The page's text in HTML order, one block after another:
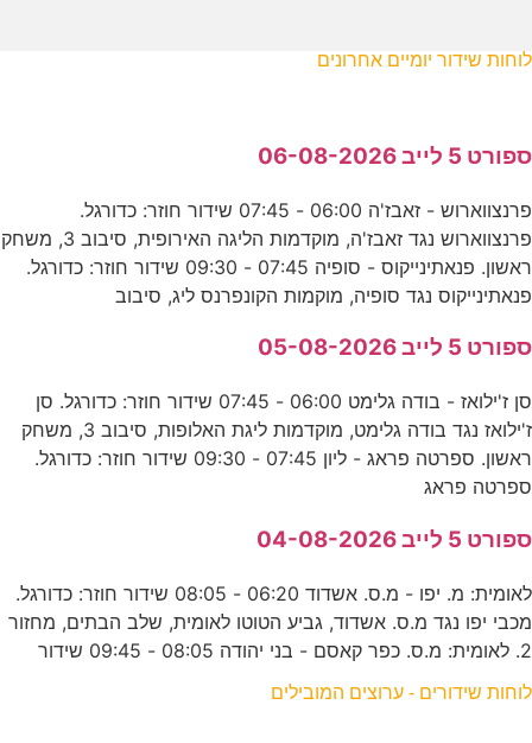
לוחות שידור יומיים אחרונים
ספורט 5 לייב 06-08-2026
פרנצווארוש - זאבז'ה 06:00 - 07:45 שידור חוזר: כדורגל.
פרנצווארוש נגד זאבז'ה, מוקדמות הליגה האירופית, סיבוב 3, משחק
ראשון. פנאתינייקוס - סופיה 07:45 - 09:30 שידור חוזר: כדורגל.
פנאתינייקוס נגד סופיה, מוקמות הקונפרנס ליג, סיבוב
ספורט 5 לייב 05-08-2026
סן ז'ילואז - בודה גלימט 06:00 - 07:45 שידור חוזר: כדורגל. סן
ז'ילואז נגד בודה גלימט, מוקדמות ליגת האלופות, סיבוב 3, משחק
ראשון. ספרטה פראג - ליון 07:45 - 09:30 שידור חוזר: כדורגל.
ספרטה פראג
ספורט 5 לייב 04-08-2026
לאומית: מ. יפו - מ.ס. אשדוד 06:20 - 08:05 שידור חוזר: כדורגל.
מכבי יפו נגד מ.ס. אשדוד, גביע הטוטו לאומית, שלב הבתים, מחזור
2. לאומית: מ.ס. כפר קאסם - בני יהודה 08:05 - 09:45 שידור
לוחות שידורים - ערוצים המובילים